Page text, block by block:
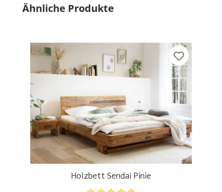
Produktgalerie überspringen
Ähnliche Produkte
Holzbett Sendai Pinie